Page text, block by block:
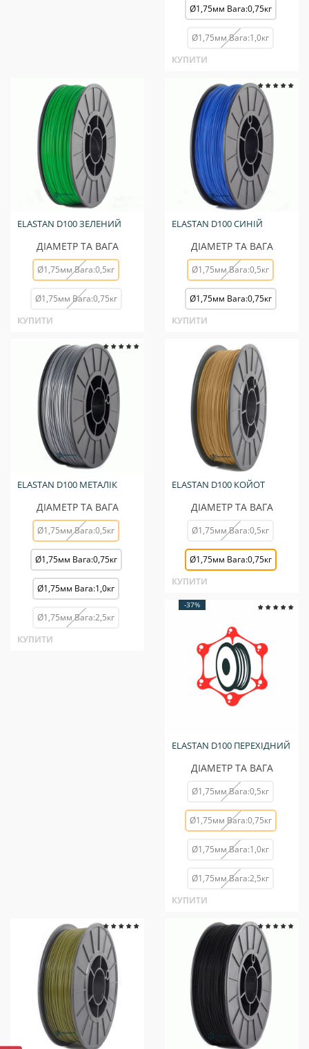
Ø1,75мм Вага:0,75кг
Ø1,75мм Вага:1,0кг
КУПИТИ
ELASTAN D100 ЗЕЛЕНИЙ
ДІАМЕТР ТА ВАГА
Ø1,75мм Вага:0,5кг
Ø1,75мм Вага:0,75кг
КУПИТИ
ELASTAN D100 СИНІЙ
ДІАМЕТР ТА ВАГА
Ø1,75мм Вага:0,5кг
Ø1,75мм Вага:0,75кг
КУПИТИ
ELASTAN D100 МЕТАЛІК
ДІАМЕТР ТА ВАГА
Ø1,75мм Вага:0,5кг
Ø1,75мм Вага:0,75кг
Ø1,75мм Вага:1,0кг
Ø1,75мм Вага:2,5кг
КУПИТИ
ELASTAN D100 КОЙОТ
ДІАМЕТР ТА ВАГА
Ø1,75мм Вага:0,5кг
Ø1,75мм Вага:0,75кг
КУПИТИ
-37%
ELASTAN D100 ПЕРЕХІДНИЙ
ДІАМЕТР ТА ВАГА
Ø1,75мм Вага:0,5кг
Ø1,75мм Вага:0,75кг
Ø1,75мм Вага:1,0кг
Ø1,75мм Вага:2,5кг
КУПИТИ